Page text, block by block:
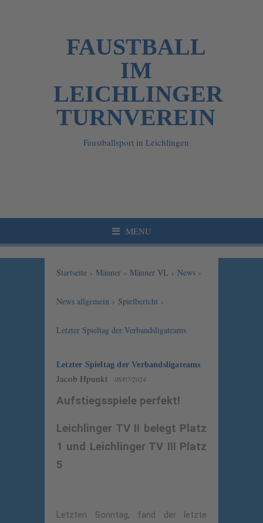
FAUSTBALL
IM
LEICHLINGER
TURNVEREIN
Faustballsport in Leichlingen
MENU
Startseite › Männer › Männer VL › News ›
News allgemein › Spielbericht ›
Letzter Spieltag der Verbandsligateams
Letzter Spieltag der Verbandsligateams
Jacob Hpunkt 08/07/2024
Aufstiegsspiele perfekt!
Leichlinger TV II belegt Platz
1 und Leichlinger TV III Platz
5
Letzten Sonntag, fand der letzte